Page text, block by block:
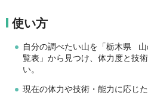
使い方
自分の調べたい山を「栃木県
覧表」から見つけ、体力度と技
い。
現在の体力や技術・能力に応じ